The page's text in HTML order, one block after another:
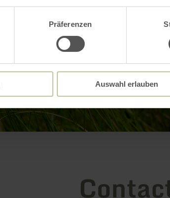
Präferenzen
Auswahl erlauben